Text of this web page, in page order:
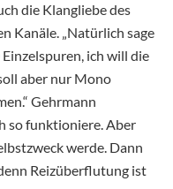
die Klangliebe des
Kanäle. „Natürlich sage
ich will die
aber nur Mono
Gehrmann
so funktioniere. Aber
werde. Dann
Reizüberflutung ist